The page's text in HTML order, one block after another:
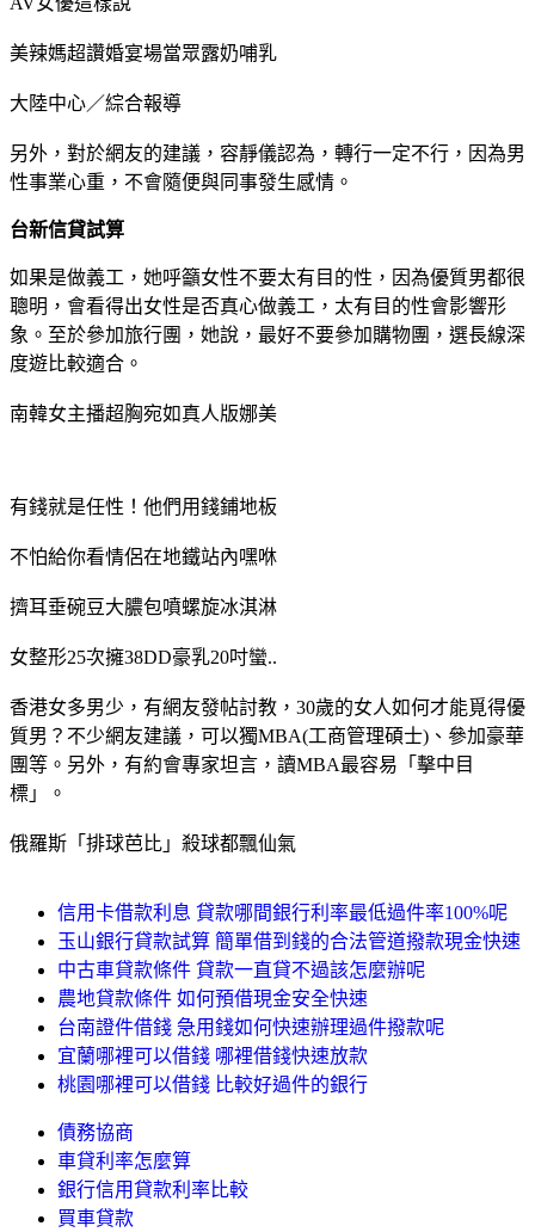
美辣媽超讚婚宴場當眾露奶哺乳
大陸中心／綜合報導
另外，對於網友的建議，容靜儀認為，轉行一定不行，因為男
性事業心重，不會隨便與同事發生感情。
台新信貸試算
如果是做義工，她呼籲女性不要太有目的性，因為優質男都很
聰明，會看得出女性是否真心做義工，太有目的性會影響形
象。至於參加旅行團，她說，最好不要參加購物團，選長線深
度遊比較適合。
南韓女主播超胸宛如真人版娜美
有錢就是任性！他們用錢鋪地板
不怕給你看情侶在地鐵站內嘿咻
擠耳垂碗豆大膿包噴螺旋冰淇淋
女整形25次擁38DD豪乳20吋蠻..
香港女多男少，有網友發帖討教，30歲的女人如何才能覓得優
質男？不少網友建議，可以獨MBA(工商管理碩士)、參加豪華
團等。另外，有約會專家坦言，讀MBA最容易「擊中目
標」。
俄羅斯「排球芭比」殺球都飄仙氣
信用卡借款利息 貸款哪間銀行利率最低過件率100%呢
玉山銀行貸款試算 簡單借到錢的合法管道撥款現金快速
中古車貸款條件 貸款一直貸不過該怎麼辦呢
農地貸款條件 如何預借現金安全快速
台南證件借錢 急用錢如何快速辦理過件撥款呢
宜蘭哪裡可以借錢 哪裡借錢快速放款
桃園哪裡可以借錢 比較好過件的銀行
債務協商
車貸利率怎麼算
銀行信用貸款利率比較
買車貸款